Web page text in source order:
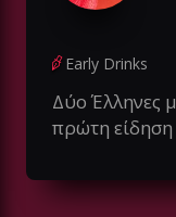
Early Drinks
Δύο Έλληνες
πρώτη